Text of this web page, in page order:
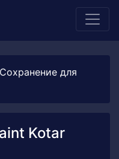
для
Kotar